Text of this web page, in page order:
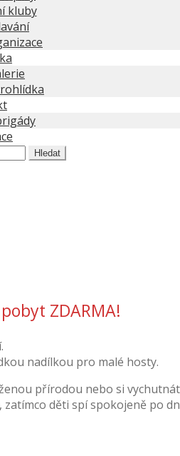
kluby
ZDARMA!
nadílkou pro malé hosty.
přírodou nebo si
děti spí spokojeně po